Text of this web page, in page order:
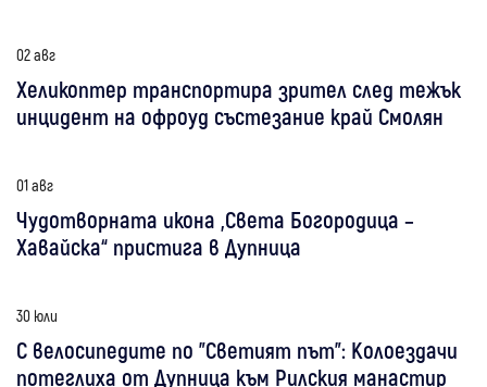
02 авг
Хеликоптер транспортира зрител след тежък
инцидент на офроуд състезание край Смолян
01 авг
Чудотворната икона „Света Богородица –
Хавайска“ пристига в Дупница
30 юли
С велосипедите по "Светият път": Колоездачи
потеглиха от Дупница към Рилския манастир